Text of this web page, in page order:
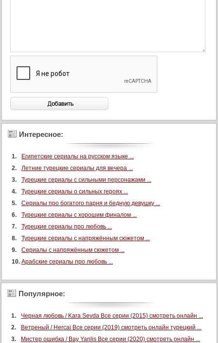
Интересное:
Египетские сериалы на русском языке ...
Летние турецкие сериалы для вечера ...
Турецкие сериалы с сильными персонажами ...
Турецкие сериалы о сильных героях ...
Сериалы про богатого парня и бедную девушку ...
Турецкие сериалы с хорошим финалом ...
Турецкие сериалы про любовь ...
Турецкие сериалы с напряжённым сюжетом ...
Сериалы с напряжённым сюжетом ...
Арабские сериалы про любовь ...
Популярное:
Черная любовь / Kara Sevda Все серии (2015) смотреть онлайн ...
Ветреный / Hercai Все серии (2019) смотреть онлайн турецкий ...
Мистер ошибка / Bay Yanlis Все серии (2020) смотреть онлайн ...